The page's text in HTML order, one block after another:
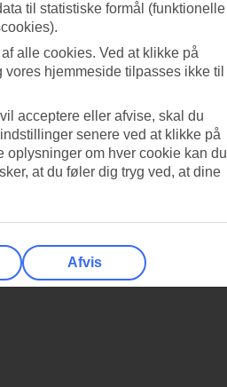
til statistiske formål (funktionelle
alle cookies. Ved at klikke på
hjemmeside tilpasses ikke til
acceptere eller afvise, skal du
senere ved at klikke på
oplysninger om hver cookie kan du
at du føler dig tryg ved, at dine
Afvis